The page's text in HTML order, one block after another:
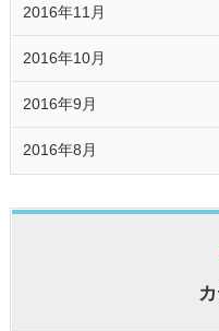
2016年11月
2016年10月
2016年9月
2016年8月